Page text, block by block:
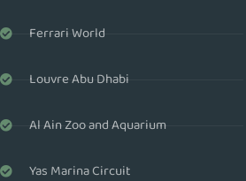
Ferrari World
Louvre Abu Dhabi
Al Ain Zoo and Aquarium
Yas Marina Circuit